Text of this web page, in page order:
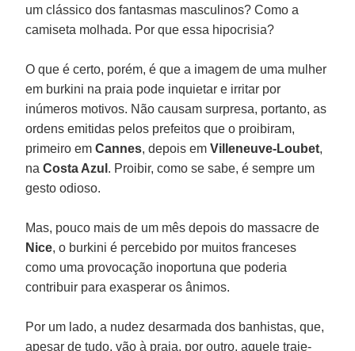
um clássico dos fantasmas masculinos? Como a
camiseta molhada. Por que essa hipocrisia?
O que é certo, porém, é que a imagem de uma mulher
em burkini na praia pode inquietar e irritar por
inúmeros motivos. Não causam surpresa, portanto, as
ordens emitidas pelos prefeitos que o proibiram,
primeiro emCannes, depois emVilleneuve-Loubet,
naCosta Azul . Proibir, como se sabe, é sempre um
gesto odioso.
Mas, pouco mais de um mês depois do massacre de
Nice, o burkini é percebido por muitos franceses
como uma provocação inoportuna que poderia
contribuir para exasperar os ânimos.
Por um lado, a nudez desarmada dos banhistas, que,
apesar de tudo, vão à praia, por outro, aquele traje-